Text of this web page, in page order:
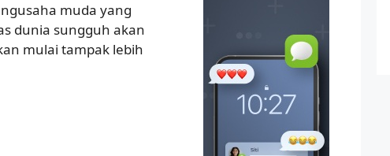
muda yang
dunia sungguh akan
mulai tampak lebih